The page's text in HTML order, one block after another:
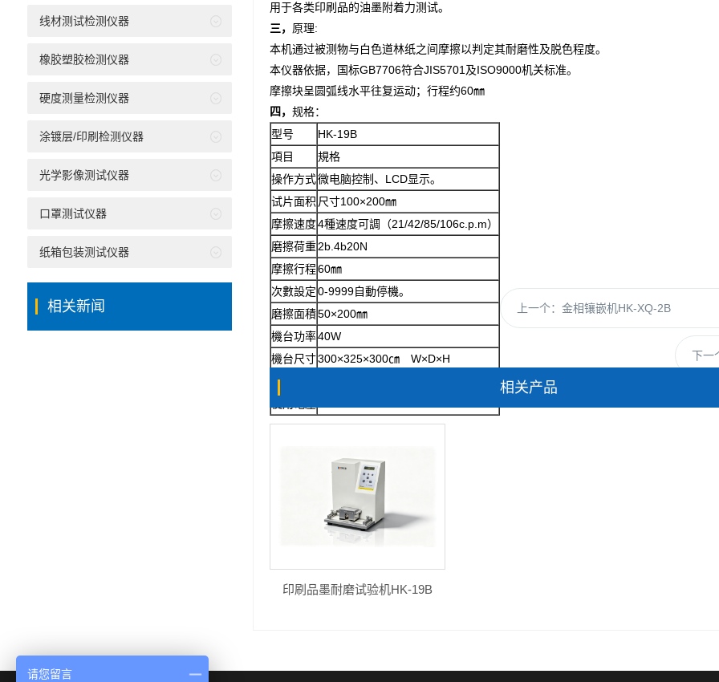
用于各类印刷品的油墨附着力测试。
三， 原理:
本机通过被测物与白色道林纸之间摩擦以判定其耐磨性及脱色程度。
本仪器依据，国标GB7706符合JIS5701及ISO9000机关标准。
摩擦块呈圆弧线水平往复运动；行程约60㎜
四， 规格：
型号
HK-19B
項目
規格
操作方式微电脑控制、LCD显示。
试片面积 尺寸100×200㎜
摩擦速度4種速度可調（21/42/85/106c.p.m）
磨擦荷重 2b.4b20N
摩擦行程60㎜
次數設定0-9999自動停機。
磨擦面積50×200㎜
機台功率40W
機台尺寸300×325×300㎝ W×D×H
機台重量
上一个： 金相镶嵌机HK-XQ-2B
下一
相关产品
印刷品墨耐磨试验机HK-19B
线材测试检测仪器
橡胶塑胶检测仪器
硬度测量检测仪器
涂镀层/印刷检测仪器
光学影像测试仪器
口罩测试仪器
纸箱包装测试仪器
相关新闻
请您留言